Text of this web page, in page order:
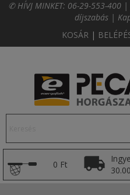
✆ HÍVJ MINKET: 06-29-553-400 |
díjszabás |
KOSÁR |
0 Ft